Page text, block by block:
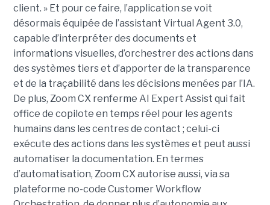
client. » Et pour ce faire, l’application se voit
désormais équipée de l’assistant Virtual Agent 3.0,
capable d’interpréter des documents et
informations visuelles, d’orchestrer des actions dans
des systèmes tiers et d’apporter de la transparence
et de la traçabilité dans les décisions menées par l’IA.
De plus, Zoom CX renferme AI Expert Assist qui fait
office de copilote en temps réel pour les agents
humains dans les centres de contact ; celui-ci
exécute des actions dans les systèmes et peut aussi
automatiser la documentation. En termes
d’automatisation, Zoom CX autorise aussi, via sa
plateforme no-code Customer Workflow